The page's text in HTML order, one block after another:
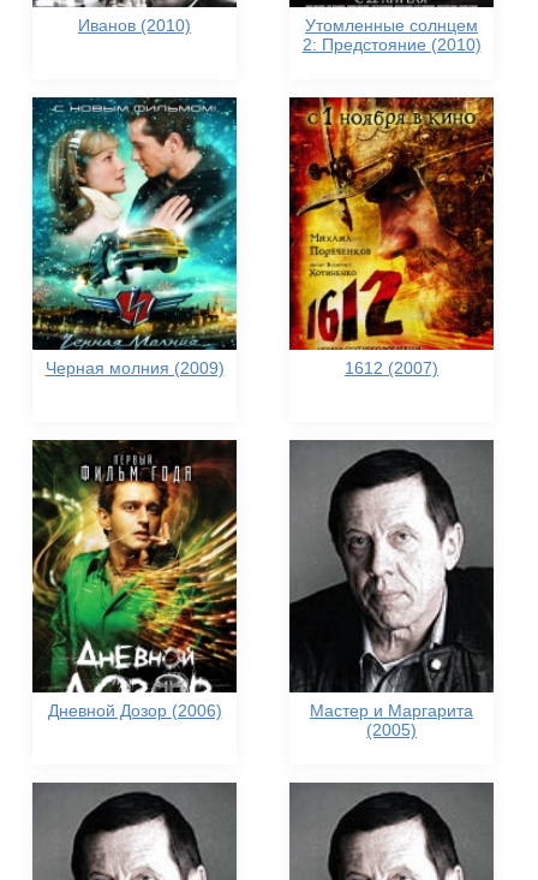
Иванов (2010)
Утомленные солнцем
2: Предстояние (2010)
Черная молния (2009) 1612 (2007)
Дневной Дозор (2006)
Мастер и Маргарита
(2005)